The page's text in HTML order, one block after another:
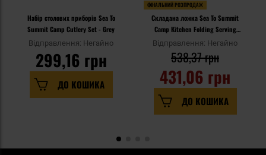
Набір столових приборів Sea To
Summit Camp Cutlery Set - Grey
Відправлення: Негайно
299,16 грн
ДО КОШИКА
ФІНАЛЬНИЙ РОЗПРОДАЖ
Складана ложка Sea To Summit
Camp Kitchen Folding Serving
Spoon
Відправлення: Негайно
431,06 грн
538,37 грн
ДО КОШИКА